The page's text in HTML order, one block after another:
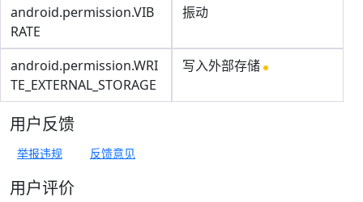
android.permission.VIB
RATE
振动
android.permission.WRI
TE_EXTERNAL_STORAGE
写入外部存储
用户反馈
举报违规 反馈意见
用户评价